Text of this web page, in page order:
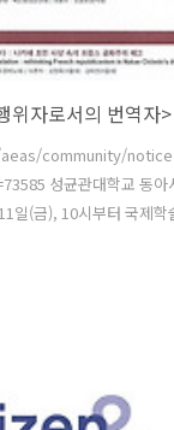
위자로서의 번역자>
community/
성균관대학교 동아
일(금), 10시부터 국제학
일(금), 10시~18시 ㅁ 장